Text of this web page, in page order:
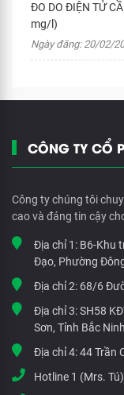
ĐO DO ĐIỆN TỬ
mg/l)
Ngày đăng: 20/02/
CÔNG TY CỔ
Công ty chúng tôi
cao và đáng tin cậy
Địa chỉ 1: B6-Khu
Đạo, Phường
Địa chỉ 2: 68/6
Địa chỉ 3:SH58
Sơn, Tỉnh Bắc
Địa chỉ 4:44 Trần
Hotline 1 (Mrs.